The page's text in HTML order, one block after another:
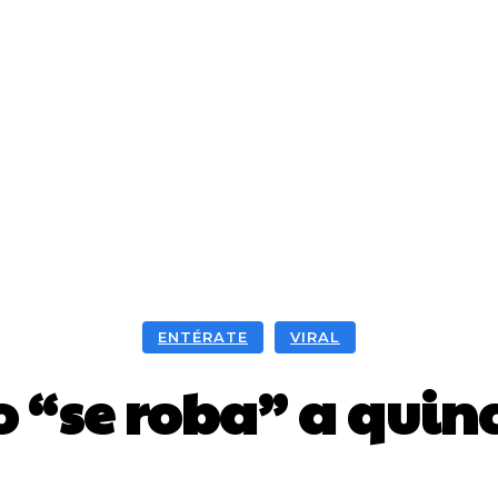
ENTÉRATE VIRAL
“se roba” a